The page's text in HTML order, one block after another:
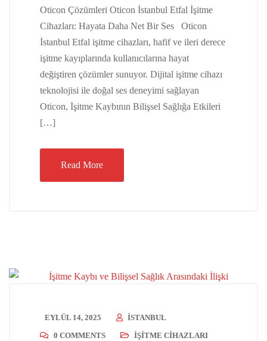
Oticon Çözümleri Oticon İstanbul Etfal İşitme
Cihazları: Hayata Daha Net Bir Ses Oticon
İstanbul Etfal işitme cihazları, hafif ve ileri derece
işitme kayıplarında kullanıcılarına hayat
değiştiren çözümler sunuyor. Dijital işitme cihazı
teknolojisi ile doğal ses deneyimi sağlayan
Oticon, İşitme Kaybının Bilişsel Sağlığa Etkileri
[…]
Read More
EYLÜL 14, 2025
ISTANBUL
0 COMMENTS
İŞITME CIHAZLARI